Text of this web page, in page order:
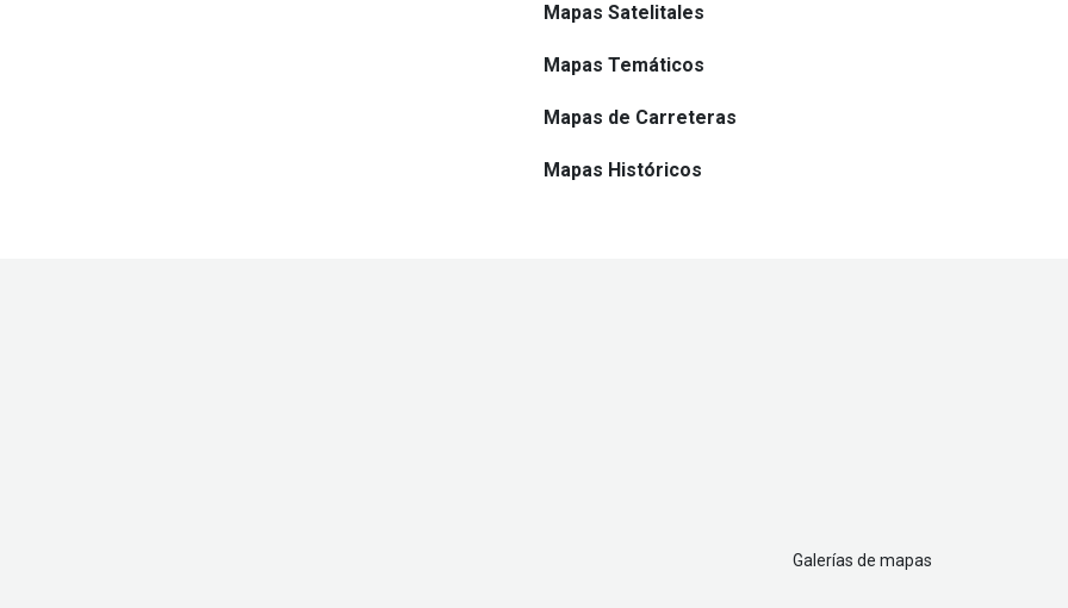
Mapas Satelitales
Mapas Temáticos
Mapas de Carreteras
Mapas Históricos
Galerías de mapas